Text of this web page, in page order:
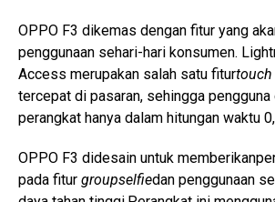
OPPO F3 dikemas dengan fitur yang
penggunaan sehari-hari konsumen.
Access merupakan salah satu fiturtouch
tercepat di pasaran, sehingga
perangkat hanya dalam hitungan waktu
OPPO F3 didesain untuk
pada fitur groupselfiedan penggunaan